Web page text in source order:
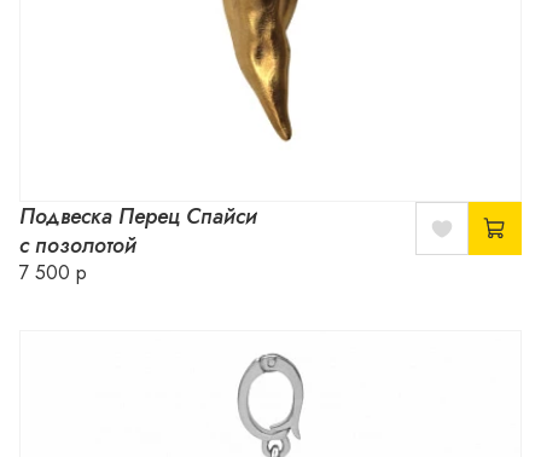
Подвеска Перец Спайси
с позолотой
7 500 р